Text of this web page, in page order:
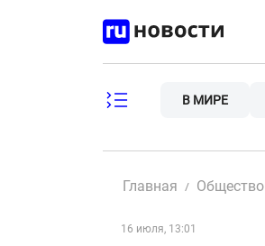
В МИРЕ
Главная Общество
16 июля, 13:01